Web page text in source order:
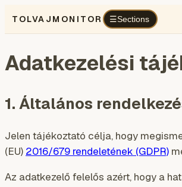
TOLVAJMONITOR ☰Sections
Adatkezelési
1. Általános
Jelen tájékoztató célja, hogy
(EU) 2016/679 rendeletének (GDPR)
Az adatkezelő felelős azért, hogy a